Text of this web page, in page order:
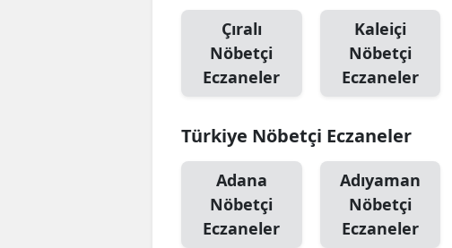
Çıralı
Nöbetçi
Eczaneler
Kaleiçi
Nöbetçi
Eczaneler
Türkiye Nöbetçi Eczaneler
Adana
Nöbetçi
Eczaneler
Adıyaman
Nöbetçi
Eczaneler